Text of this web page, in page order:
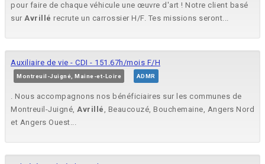
pour faire de chaque véhicule une œuvre d'art ! Notre client basé
sur Avrillé recrute un carrossier H/F. Tes missions seront...
Auxiliaire de vie - CDI - 151.67h/mois F/H
Montreuil-Juigné, Maine-et-Loire ADMR
. Nous accompagnons nos bénéficiaires sur les communes de
Montreuil-Juigné, Avrillé, Beaucouzé, Bouchemaine, Angers Nord
et Angers Ouest...